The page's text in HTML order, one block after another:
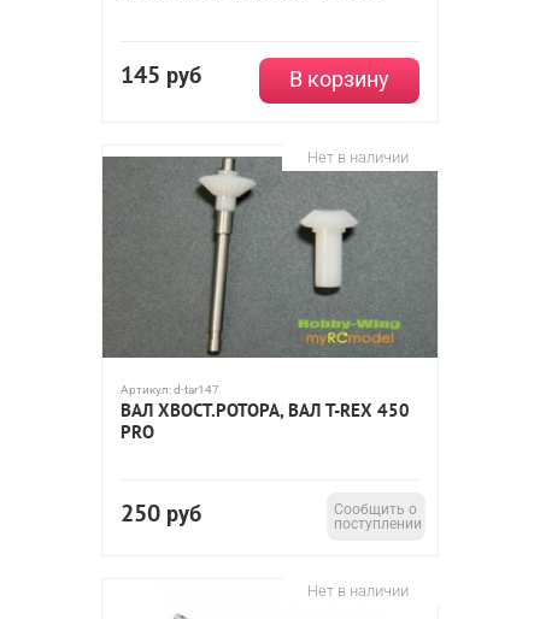
145 руб В корзину
Нет в наличии
Артикул:d-tar147
ВАЛ ХВОСТ.РОТОРА, ВАЛ T-REX 450
PRO
250 руб
Сообщить о
поступлении
Нет в наличии